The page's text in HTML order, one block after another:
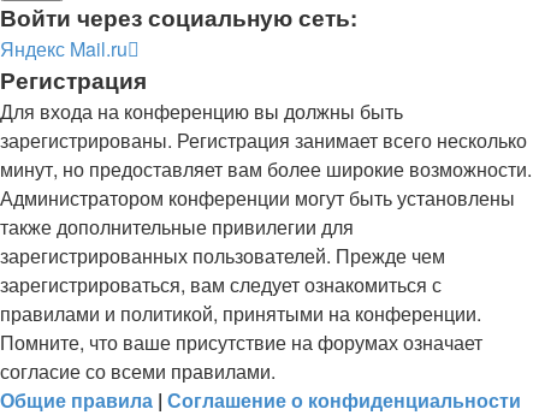
Войти через социальную сеть:
Яндекс Mail.ru
Регистрация
Для входа на конференцию вы должны быть
зарегистрированы. Регистрация занимает всего несколько
минут, но предоставляет вам более широкие возможности.
Администратором конференции могут быть установлены
также дополнительные привилегии для
зарегистрированных пользователей. Прежде чем
зарегистрироваться, вам следует ознакомиться с
правилами и политикой, принятыми на конференции.
Помните, что ваше присутствие на форумах означает
согласие со всеми правилами.
Общие правила | Соглашение о конфиденциальности